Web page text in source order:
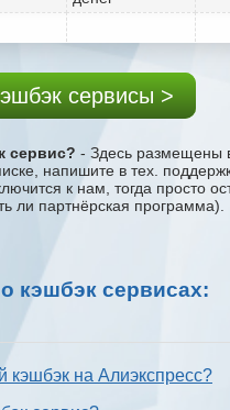
сервисы >
сервис? - Здесь размещены
напишите в тех.
к нам, тогда просто
ли партнёрская программа).
кэшбэк сервисах:
кэшбэк на Алиэкспресс?